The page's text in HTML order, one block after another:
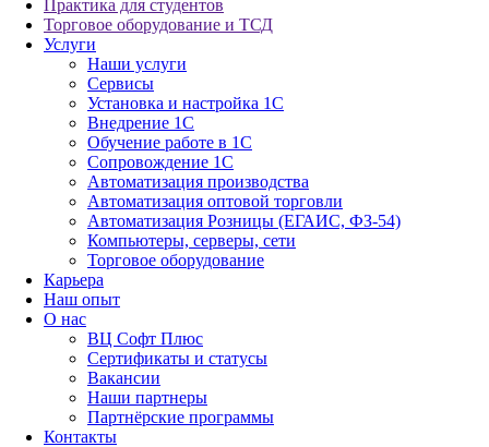
Практика для студентов
Торговое оборудование и ТСД
Услуги
Наши услуги
Сервисы
Установка и настройка 1С
Внедрение 1С
Обучение работе в 1С
Сопровождение 1С
Автоматизация производства
Автоматизация оптовой торговли
Автоматизация Розницы (ЕГАИС, ФЗ-54)
Компьютеры, серверы, сети
Торговое оборудование
Карьера
Наш опыт
О нас
ВЦ Софт Плюс
Сертификаты и статусы
Вакансии
Наши партнеры
Партнёрские программы
Контакты